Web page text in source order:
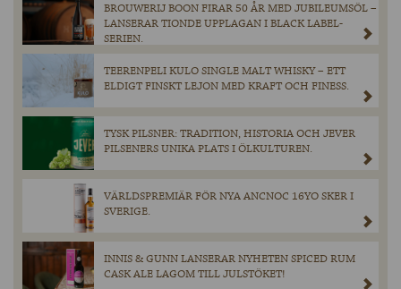
BROUWERIJ BOON FIRAR 50 ÅR MED JUBILEUMSÖL –
LANSERAR TIONDE UPPLAGAN I BLACK LABEL-
SERIEN.
TEERENPELI KULO SINGLE MALT WHISKY – ETT
ELDIGT FINSKT LEJON MED KRAFT OCH FINESS.
TYSK PILSNER: TRADITION, HISTORIA OCH JEVER
PILSENERS UNIKA PLATS I ÖLKULTUREN.
VÄRLDSPREMIÄR FÖR NYA ANCNOC 16YO SKER I
SVERIGE.
INNIS & GUNN LANSERAR NYHETEN SPICED RUM
CASK ALE LAGOM TILL JULSTÖKET!